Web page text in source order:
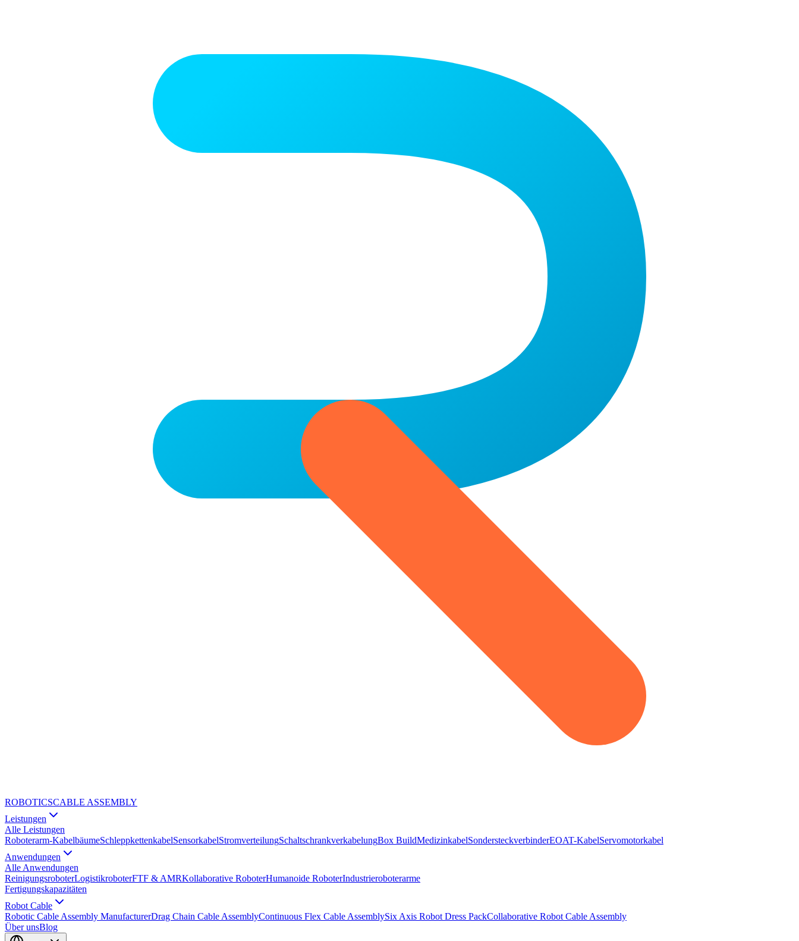
ROBOTICSCABLE ASSEMBLY
Leistungen
Alle Leistungen
Roboterarm-KabelbäumeSchleppkettenkabelSensorkabelStromverteilungSchaltschrankverkabelungBox BuildMedizinkabelSondersteckverbinderEOAT-KabelServomotorkabel
Anwendungen
Alle Anwendungen
ReinigungsroboterLogistikroboterFTF & AMRKollaborative RoboterHumanoide RoboterIndustrieroboterarme
Fertigungskapazitäten
Robot Cable
Robotic Cable Assembly ManufacturerDrag Chain Cable AssemblyContinuous Flex Cable AssemblySix Axis Robot Dress PackCollaborative Robot Cable Assembly
Über unsBlog